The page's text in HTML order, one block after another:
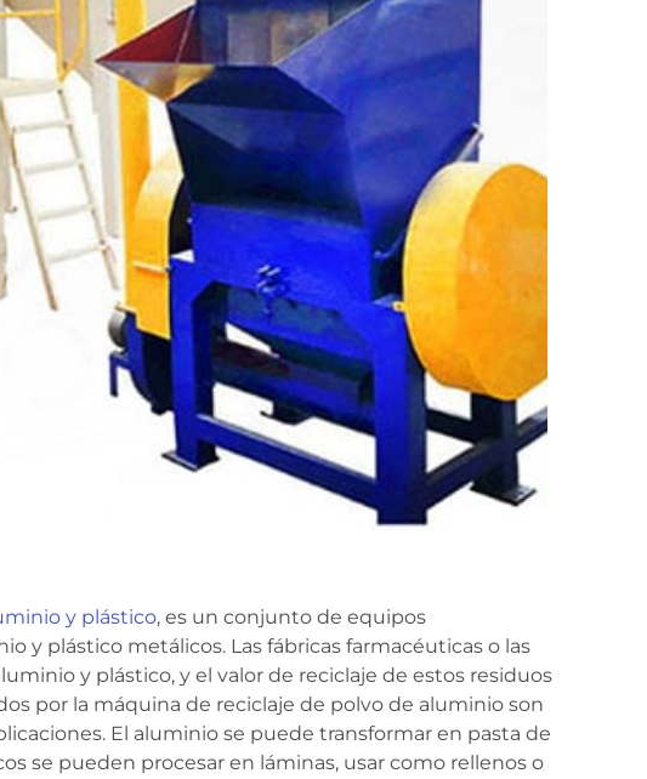
y plástico, es un conjunto de equipos
y plástico metálicos. Las fábricas farmacéuticas o las
y plástico, y el valor de reciclaje de estos residuos
por la máquina de reciclaje de polvo de aluminio son
El aluminio se puede transformar en pasta de
se pueden procesar en láminas, usar como rellenos o